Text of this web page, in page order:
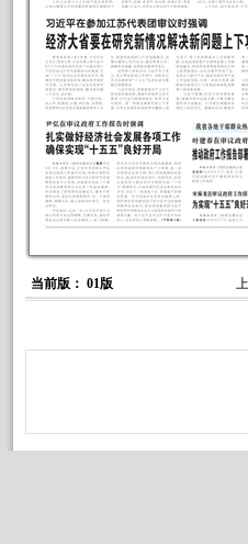
当前版： 01版